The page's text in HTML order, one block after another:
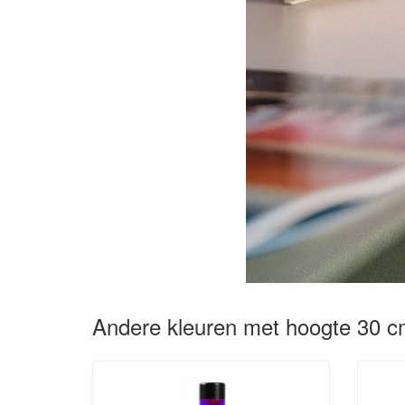
Andere kleuren met hoogte 30